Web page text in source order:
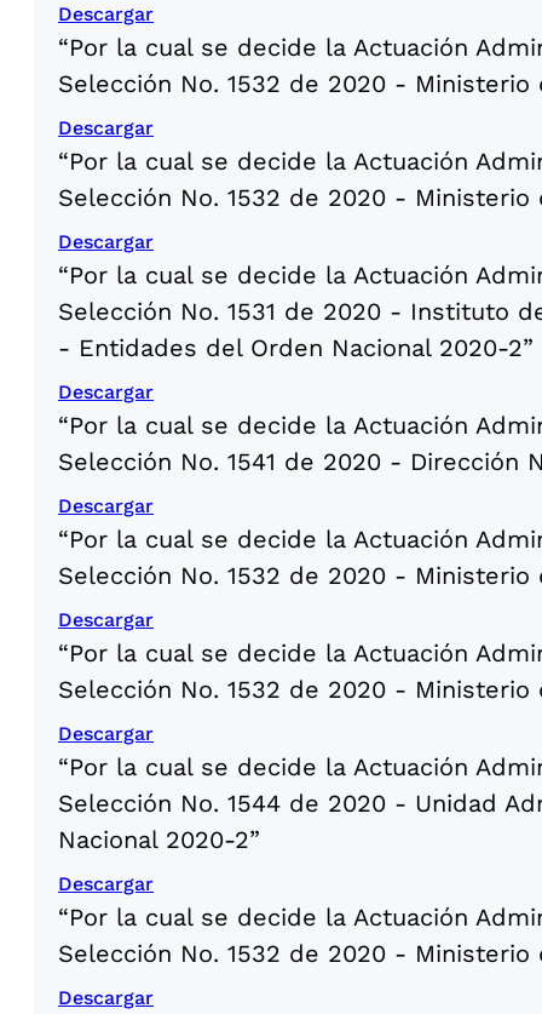
Descargar
“Por la cual se decide la Actuación
Selección No. 1532 de 2020 -
Descargar
“Por la cual se decide la Actuación
Selección No. 1532 de 2020 -
Descargar
“Por la cual se decide la Actuación
Selección No. 1531 de 2020 - Instituto
- Entidades del Orden Nacional 2020-2”
Descargar
“Por la cual se decide la Actuación
Selección No. 1541 de 2020 -
Descargar
“Por la cual se decide la Actuación
Selección No. 1532 de 2020 -
Descargar
“Por la cual se decide la Actuación
Selección No. 1532 de 2020 -
Descargar
“Por la cual se decide la Actuación
Selección No. 1544 de 2020 - Unidad
Nacional 2020-2”
Descargar
“Por la cual se decide la Actuación
Selección No. 1532 de 2020 -
Descargar